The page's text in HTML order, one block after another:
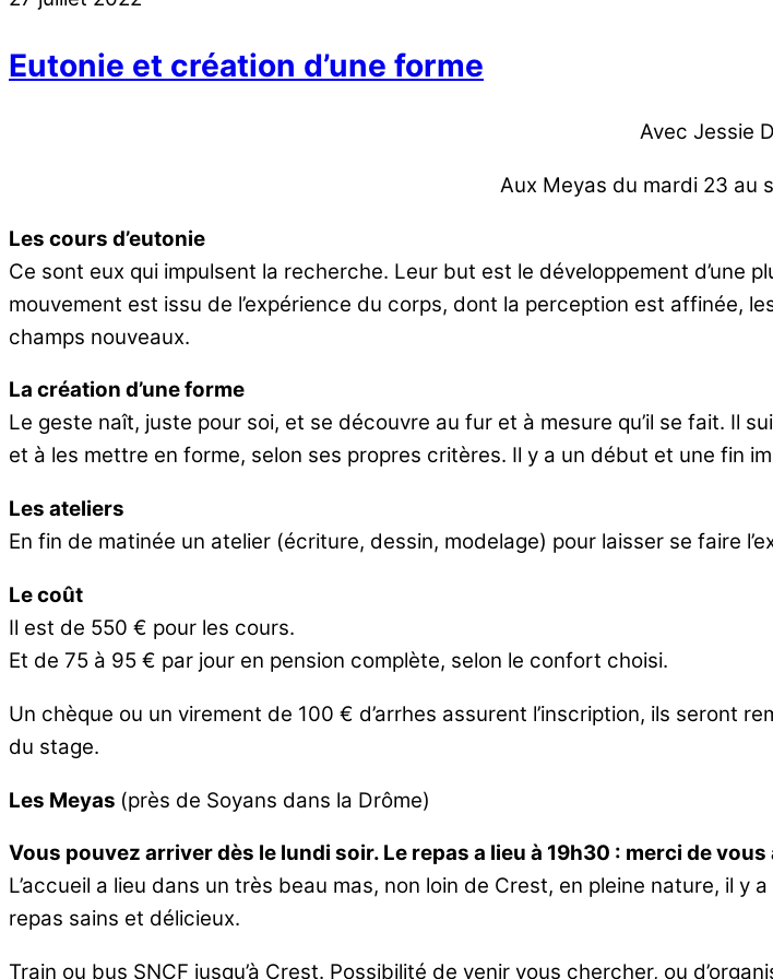
Eutonie et création d’une forme
Avec Jessie
Aux Meyas du mardi 23 au
Les cours d’eutonie
Ce sont eux qui impulsent la recherche. Leur but est le développement d’une
mouvement est issu de l’expérience du corps, dont la perception est affinée,
champs nouveaux.
La création d’une forme
Le geste naît, juste pour soi, et se découvre au fur et à mesure qu’il se fait. Il
et à les mettre en forme, selon ses propres critères. Il y a un début et une fin
Les ateliers
En fin de matinée un atelier (écriture, dessin, modelage) pour laisser se faire
Le coût
Il est de 550 € pour les cours.
Et de 75 à 95 € par jour en pension complète, selon le confort choisi.
Un chèque ou un virement de 100 € d’arrhes assurent l’inscription, ils seront
du stage.
Les Meyas (près de Soyans dans la Drôme)
Vous pouvez arriver dès le lundi soir. Le repas a lieu à 19h30 : merci de
L’accueil a lieu dans un très beau mas, non loin de Crest, en pleine nature, il
repas sains et délicieux.
Train ou bus SNCF jusqu’à Crest. Possibilité de venir vous chercher, ou